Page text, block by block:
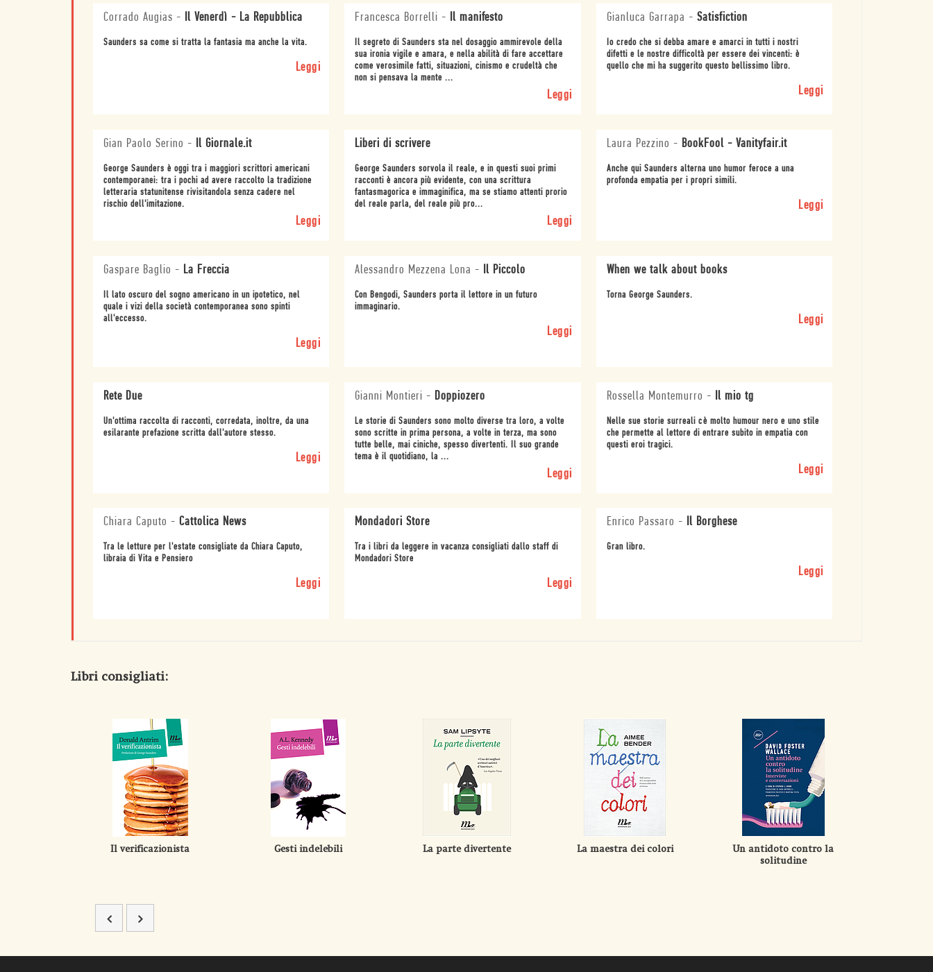
Corrado Augias - Il Venerdì - La Repubblica
Saunders sa come si tratta la fantasia ma anche la vita.
Leggi
Francesca Borrelli - Il manifesto
Il segreto di Saunders sta nel dosaggio ammirevole della
sua ironia vigile e amara, e nella abilità di fare accettare
come verosimile fatti, situazioni, cinismo e crudeltà che
non si pensava la mente ...
Leggi
Gianluca Garrapa - Satisfiction
Io credo che si debba amare e amarci in tutti i nostri
difetti e le nostre difficoltà per essere dei vincenti: è
quello che mi ha suggerito questo bellissimo libro.
Leggi
Gian Paolo Serino - Il Giornale.it
George Saunders è oggi tra i maggiori scrittori americani
contemporanei: tra i pochi ad avere raccolto la tradizione
letteraria statunitense rivisitandola senza cadere nel
rischio dell'imitazione.
Leggi
Liberi di scrivere
George Saunders sorvola il reale, e in questi suoi primi
racconti è ancora più evidente, con una scrittura
fantasmagorica e immaginifica, ma se stiamo attenti prorio
del reale parla, del reale più pro...
Leggi
Laura Pezzino - BookFool - Vanityfair.it
Anche qui Saunders alterna uno humor feroce a una
profonda empatia per i propri simili.
Leggi
Gaspare Baglio - La Freccia
Il lato oscuro del sogno americano in un ipotetico, nel
quale i vizi della società contemporanea sono spinti
all'eccesso.
Leggi
Alessandro Mezzena Lona - Il Piccolo
Con Bengodi, Saunders porta il lettore in un futuro
immaginario.
Leggi
When we talk about books
Torna George Saunders.
Leggi
Rete Due
Un'ottima raccolta di racconti, corredata, inoltre, da una
esilarante prefazione scritta dall'autore stesso.
Leggi
Gianni Montieri - Doppiozero
Le storie di Saunders sono molto diverse tra loro, a volte
sono scritte in prima persona, a volte in terza, ma sono
tutte belle, mai ciniche, spesso divertenti. Il suo grande
tema è il quotidiano, la ...
Leggi
Rossella Montemurro - Il mio tg
Nelle sue storie surreali cè molto humour nero e uno stile
che permette al lettore di entrare subito in empatia con
questi eroi tragici.
Leggi
Chiara Caputo - Cattolica News
Tra le letture per l'estate consigliate da Chiara Caputo,
libraia di Vita e Pensiero
Leggi
Mondadori Store
Tra i libri da leggere in vacanza consigliati dallo staff di
Mondadori Store
Leggi
Enrico Passaro - Il Borghese
Gran libro.
Leggi
Libri consigliati:
Il verificazionista Gesti indelebili La parte divertente La maestra dei colori
Un antidoto contro la
solitudine